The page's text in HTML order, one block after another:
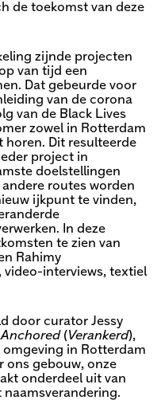
de toekomst van deze
zijnde projecten
van tijd een
Dat gebeurde voor
van de corona
van de Black Lives
zowel in Rotterdam
horen. Dit resulteerde
project in
doelstellingen
routes worden
ijkpunt te vinden,
In deze
te zien van
Rahimy
interviews, textiel
door curator Jessy
Anchored ( Verankerd),
omgeving in Rotterdam
ons gebouw, onze
onderdeel uit van